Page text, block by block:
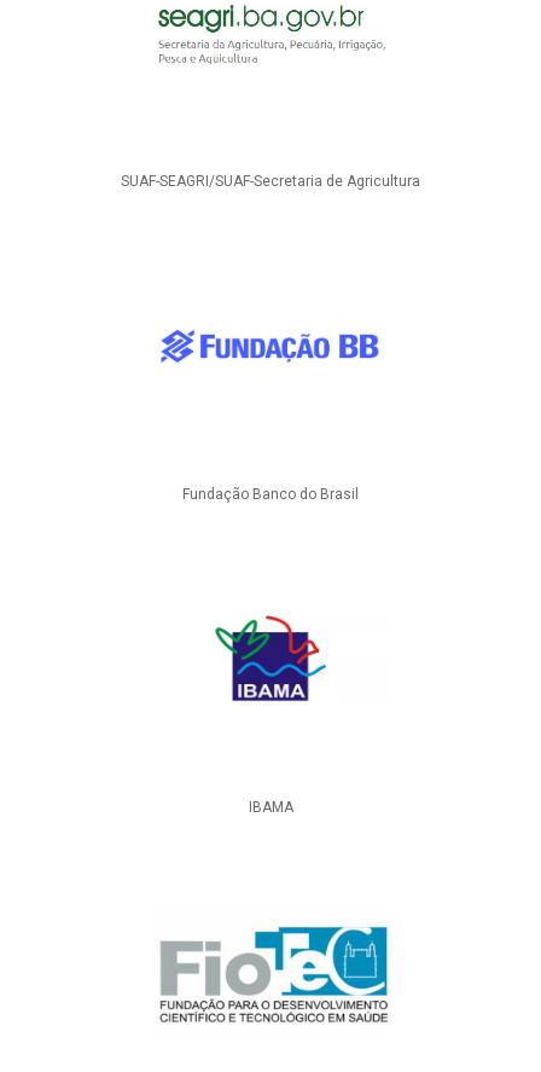
SUAF-SEAGRI/SUAF-Secretaria de Agricultura
Fundação Banco do Brasil
IBAMA